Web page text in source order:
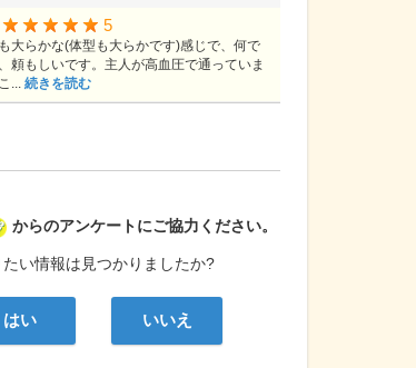
病院なび
からのアンケートにご協力ください。
たい情報は見つかりましたか?
はい いいえ
5
大らかな(体型も大らかです)感じで、何で
頼もしいです。主人が高血圧で通っていま
... 続きを読む